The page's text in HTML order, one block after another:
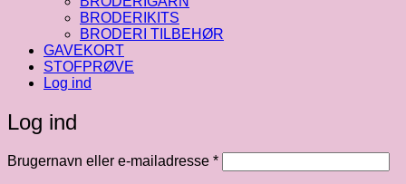
BRODERIKITS
BRODERI TILBEHØR
GAVEKORT
STOFPRØVE
Log ind
Log ind
Brugernavn eller e-mailadresse *Påkrævet